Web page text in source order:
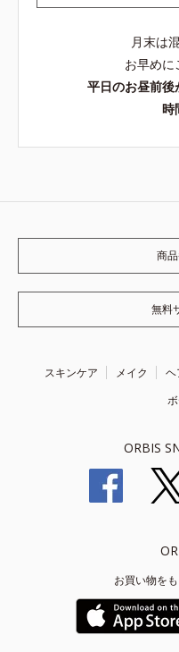
月末は
お早めに
平日のお昼前
時
商
無料
スキンケア メイク ヘ
ORBIS
お買い物を